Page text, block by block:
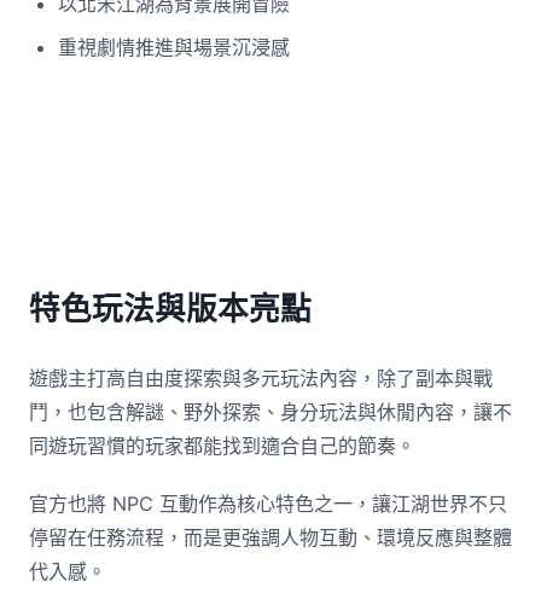
重視劇情推進與場景沉浸感
特色玩法與版本亮點
遊戲主打高自由度探索與多元玩法內容，除了副本與戰
鬥，也包含解謎、野外探索、身分玩法與休閒內容，讓不
同遊玩習慣的玩家都能找到適合自己的節奏。
官方也將 NPC 互動作為核心特色之一，讓江湖世界不只
停留在任務流程，而是更強調人物互動、環境反應與整體
代入感。